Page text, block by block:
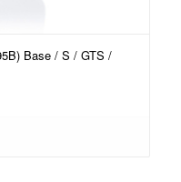
Base / S / GTS /